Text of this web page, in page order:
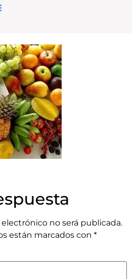
no será publicada.
están marcados con *